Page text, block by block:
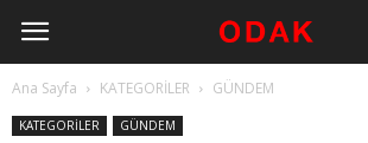
Ana Sayfa KATEGORİLER GÜNDEM
KATEGORİLER GÜNDEM